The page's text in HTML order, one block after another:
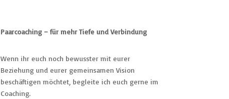
Paarcoaching – für mehr Tiefe und Verbindung
Wenn ihr euch noch bewusster mit eurer
Beziehung und eurer gemeinsamen Vision
beschäftigen möchtet, begleite ich euch gerne im
Coaching.